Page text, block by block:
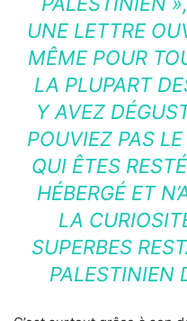
UNE LETTRE
MÊME POUR
LA PLUPART
Y AVEZ
POUVIEZ PAS
QUI ÊTES
HÉBERGÉ ET
LA
SUPERBES
PALESTINIEN